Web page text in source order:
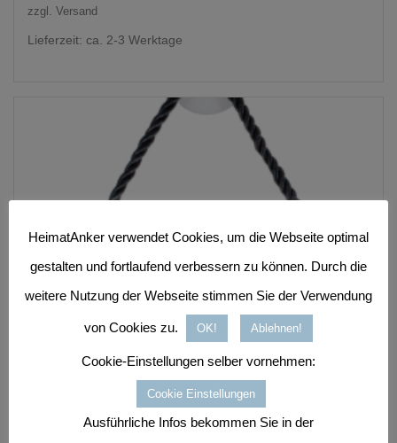
zzgl. Versand
Lieferzeit: ca. 2-3 Werktage
HeimatAnker verwendet Cookies, um die Webseite optimal
gestalten und fortlaufend verbessern zu können. Durch die
weitere Nutzung der Webseite stimmen Sie der Verwendung
von Cookies zu. OK! Ablehnen!
Cookie-Einstellungen selber vornehmen:
Cookie Einstellungen
Ausführliche Infos bekommen Sie in der